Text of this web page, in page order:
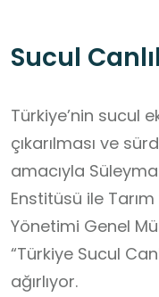
Sucul
Türkiye’nin sucul
çıkarılması ve
amacıyla
Enstitüsü ile
Yönetimi Genel
“Türkiye Sucul
ağırlıyor.